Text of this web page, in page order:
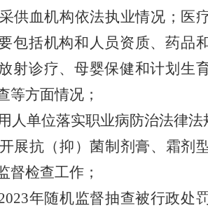
采供血机构依法执业情况；医
包括机构和人员资质、药品
射诊疗、母婴保健和计划生
等方面情况；
用人单位落实职业病防治法律
开展抗（抑）菌制剂膏、霜剂
督检查工作；
年随机监督抽查被行政处